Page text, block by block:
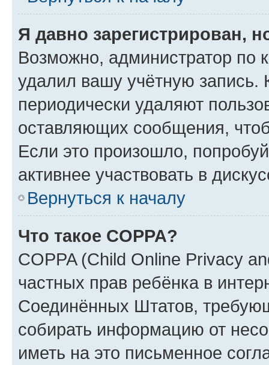
Я давно зарегистрирован,
Возможно, администратор по
удалил вашу учётную запись.
периодически удаляют
оставляющих сообщения,
Если это произошло,
активнее участвовать в
Вернуться к началу
Что такое COPPA?
COPPA (Child Online Privacy
частных прав ребёнка в
Соединённых Штатов,
собирать информацию от
иметь на это письменное